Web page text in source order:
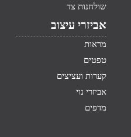
שולחנות צד
אביזרי עיצוב
מראות
טפטים
קערות ועציצים
אביזרי נוי
מדפים